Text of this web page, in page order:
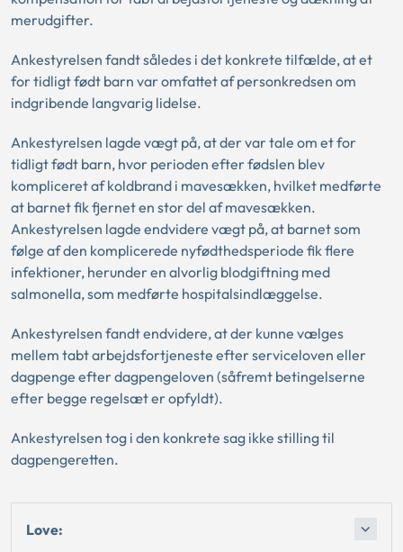
merudgifter.
Ankestyrelsen fandt således i det konkrete tilfælde, at et
for tidligt født barn var omfattet af personkredsen om
indgribende langvarig lidelse.
Ankestyrelsen lagde vægt på, at der var tale om et for
tidligt født barn, hvor perioden efter fødslen blev
kompliceret af koldbrand i mavesækken, hvilket medførte
at barnet fik fjernet en stor del af mavesækken.
Ankestyrelsen lagde endvidere vægt på, at barnet som
følge af den komplicerede nyfødthedsperiode fik flere
infektioner, herunder en alvorlig blodgiftning med
salmonella, som medførte hospitalsindlæggelse.
Ankestyrelsen fandt endvidere, at der kunne vælges
mellem tabt arbejdsfortjeneste efter serviceloven eller
dagpenge efter dagpengeloven (såfremt betingelserne
efter begge regelsæt er opfyldt).
Ankestyrelsen tog i den konkrete sag ikke stilling til
dagpengeretten.
Love: